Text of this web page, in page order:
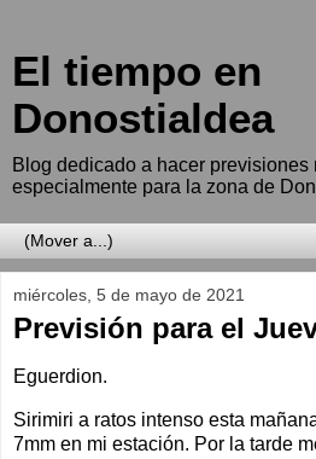
El tiempo en
Donostialdea
Blog dedicado a hacer previsiones
especialmente para la zona de
miércoles, 5 de mayo de 2021
Previsión para el
Eguerdion.
Sirimiri a ratos intenso esta
7mm en mi estación. Por la tarde